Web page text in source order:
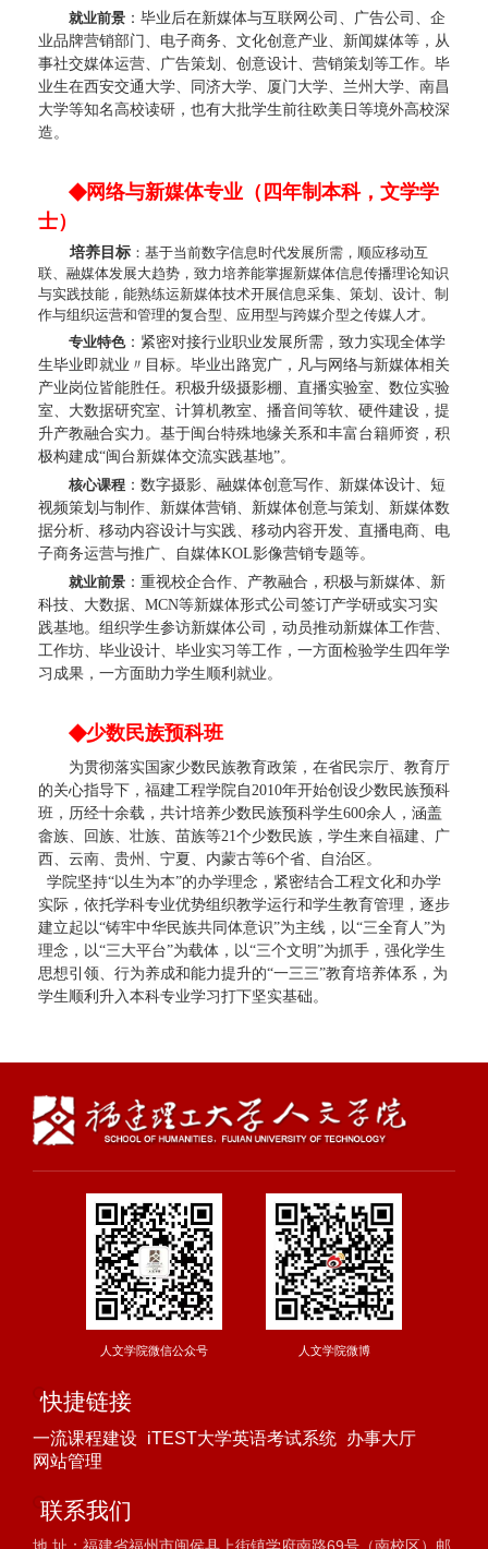
就业前景 ： 毕业后在新媒体与互联网公司、广告公司、企
业品牌营销部门、电子商务、文化创意产业、新闻媒体等，从
事社交媒体运营、广告策划、创意设计、营销策划等工作。毕
业生在西安交通大学、同济大学、厦门大学、兰州大学、南昌
大学等知名高校读研，也有大批学生前往欧美日等境外高校深
造。
◆网络与新媒体专业（四年制本科，文学学
士）
培养目标 ： 基于当前数字信息时代发展所需，顺应移动互
联、融媒体发展大趋势，致力培养能掌握新媒体信息传播理论知识
与实践技能，能熟练运新媒体技术开展信息采集、策划、 设计、制
作与组织运营和管理的复合型、应用型与跨媒介型之传媒人才。
专业特色： 紧密对接行业职业发展所需，致力实现全体学
生毕业即就业〃目标。毕业出路宽广，凡与网络与新媒体相关
产业岗位皆能胜任。积极升级摄影棚、直播实验室、数位实验
室、大数据研究室、计算机教室、播音间等软、硬件建设，提
升产教融合实力。基于闽台特殊地缘关系和丰富台籍师资，积
极构建成“闽台新媒体交流实践基地”。
核心课程 ： 数字摄影、融媒体创意写作、新媒体设计、短
视频策划与制作、新媒体营销、新媒体创意与策划、新媒体数
据分析、移动内容设计与实践、移动内容开发、直播电商、电
子商务运营与推广、自媒体KOL影像营销专题等。
就业前景 ： 重视校企合作、产教融合，积极与新媒体、新
科技、大数据、 MCN等新媒体形式公司签订产学研或实习实
践基地。组织学生参访新媒体公司， 动员推动新媒体工作营、
工作坊、毕业设计、毕业实习等工作 ，一方面检验学生四年学
习成果，一方面助力学生顺利 就业。
◆少数民族预科班
为贯彻落实国家少数民族教育政策，在省民宗厅、教育厅
的关心指导下，福建工程学院自2010年开始创设少数民族预科
班，历经十余载，共计培养少数民族预科学生600余人，涵盖
畲族、回族、壮族、苗族等21个少数民族，学生来自福建、广
西、云南、贵州、宁夏、内蒙古等6个省、自治区。
学院坚持“以生为本”的办学理念，紧密结合工程文化和办学
实际，依托学科专业优势组织教学运行和学生教育管理，逐步
建立起以“铸牢中华民族共同体意识”为主线，以“三全育人”为
理念，以“三大平台”为载体，以“三个文明”为抓手，强化学生
思想引领、行为养成和能力提升的“一三三”教育培养体系，为
学生顺利升入本科专业学习打下坚实基础。
人文学院微信公众号 人文学院微博
快捷链接
一流课程建设 iTEST大学英语考试系统 办事大厅
网站管理
联系我们